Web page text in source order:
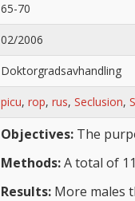
65-70
02/2006
Doktorgradsavhandling
picu, rop, rus, Seclusion,
Objectives: The
Methods:A total of
Results: More males